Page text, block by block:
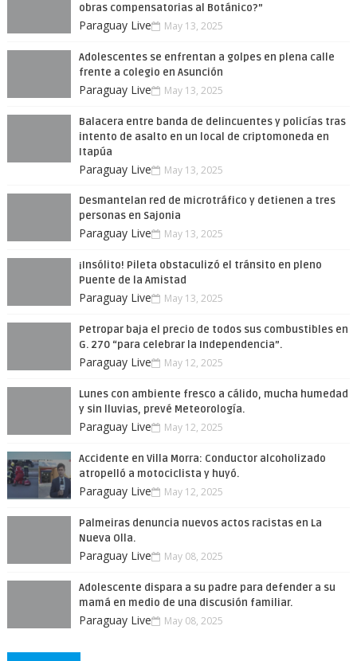
obras compensatorias al Botánico?”
Paraguay Live May 13, 2025
Adolescentes se enfrentan a golpes en plena calle
frente a colegio en Asunción
Paraguay Live May 13, 2025
Balacera entre banda de delincuentes y policías tras
intento de asalto en un local de criptomoneda en
Itapúa
Paraguay Live May 13, 2025
Desmantelan red de microtráfico y detienen a tres
personas en Sajonia
Paraguay Live May 13, 2025
¡Insólito! Pileta obstaculizó el tránsito en pleno
Puente de la Amistad
Paraguay Live May 13, 2025
Petropar baja el precio de todos sus combustibles en
G. 270 “para celebrar la Independencia”.
Paraguay Live May 12, 2025
Lunes con ambiente fresco a cálido, mucha humedad
y sin lluvias, prevé Meteorología.
Paraguay Live May 12, 2025
Accidente en Villa Morra: Conductor alcoholizado
atropelló a motociclista y huyó.
Paraguay Live May 12, 2025
Palmeiras denuncia nuevos actos racistas en La
Nueva Olla.
Paraguay Live May 08, 2025
Adolescente dispara a su padre para defender a su
mamá en medio de una discusión familiar.
Paraguay Live May 08, 2025